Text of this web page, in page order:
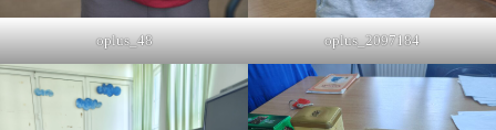
oplus_48 oplus_2097184